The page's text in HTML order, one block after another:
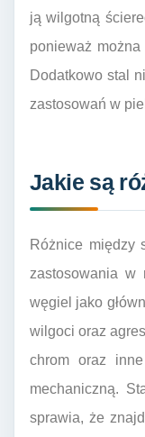
ją wilgotną
ponieważ
Dodatkowo stal
zastosowań w
Jakie są
Różnice między
zastosowania w
węgiel jako
wilgoci oraz
chrom oraz
mechaniczną.
sprawia, że